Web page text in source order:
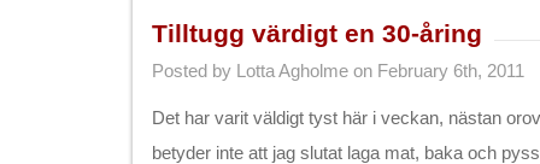
Tilltugg värdigt en 30-åring
Posted by Lotta Agholme on February 6th, 2011
Det har varit väldigt tyst här i veckan, nästan
betyder inte att jag slutat laga mat, baka och